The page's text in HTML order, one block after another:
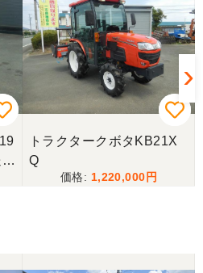
トラクタークボタKB21X
Q
1,220,000